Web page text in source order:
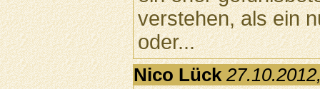
verstehen, als ein
oder...
Nico Lück